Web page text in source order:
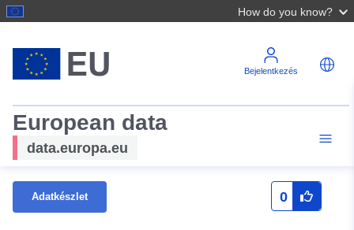
How do you know?
Bejelentkezés
European data
data.europa.eu
Adatkészlet 0